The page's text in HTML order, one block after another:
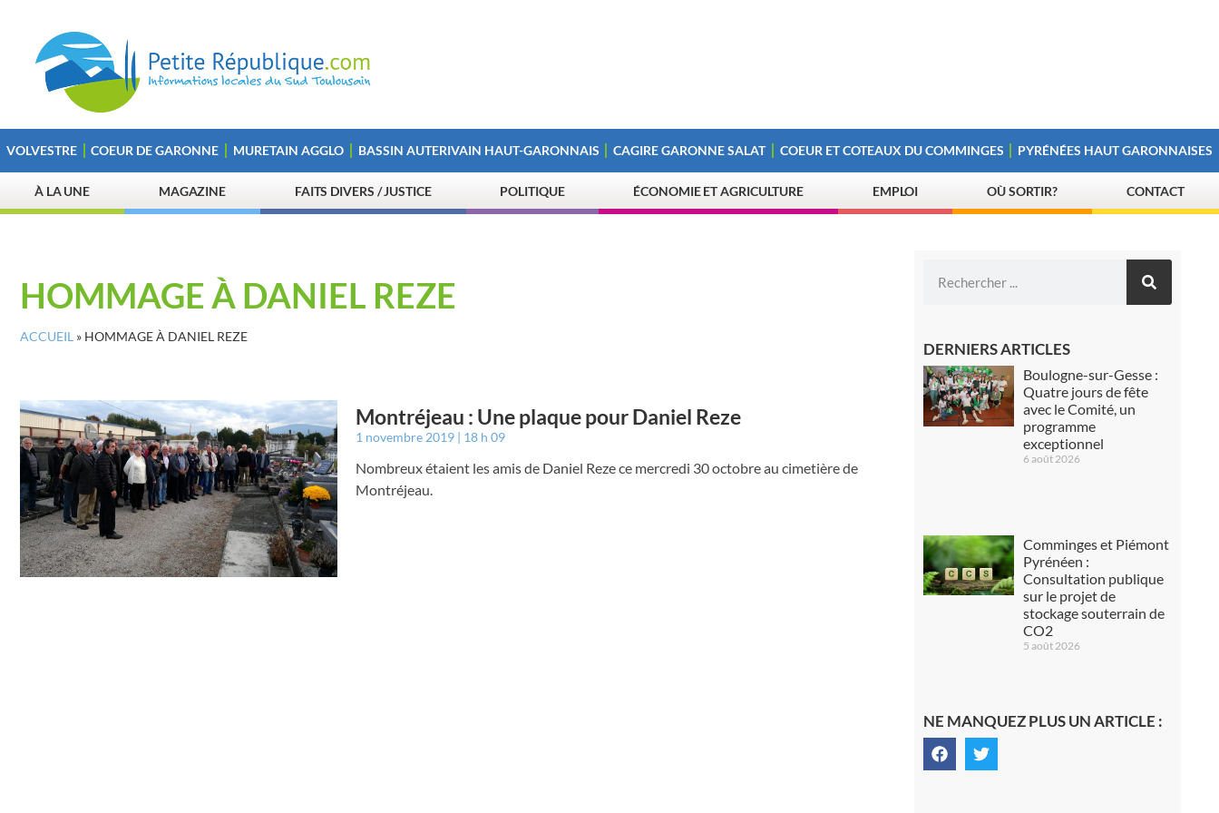
VOLVESTRE COEUR DE GARONNE MURETAIN AGGLO BASSIN AUTERIVAIN HAUT-GARONNAIS CAGIRE GARONNE SALAT COEUR ET COTEAUX DU COMMINGES PYRÉNÉES HAUT GARONNAISES
À LA UNE MAGAZINE FAITS DIVERS / JUSTICE POLITIQUE ÉCONOMIE ET AGRICULTURE EMPLOI OÙ SORTIR? CONTACT
HOMMAGE À DANIEL REZE
ACCUEIL » HOMMAGE À DANIEL REZE
Montréjeau : Une plaque pour Daniel Reze
1 novembre 2019 18 h 09
Nombreux étaient les amis de Daniel Reze ce mercredi 30 octobre au cimetière de
Montréjeau.
DERNIERS ARTICLES
Boulogne-sur-Gesse :
Quatre jours de fête
avec le Comité, un
programme
exceptionnel
6 août 2026
Comminges et Piémont
Pyrénéen :
Consultation publique
sur le projet de
stockage souterrain de
CO2
5 août 2026
NE MANQUEZ PLUS UN ARTICLE :